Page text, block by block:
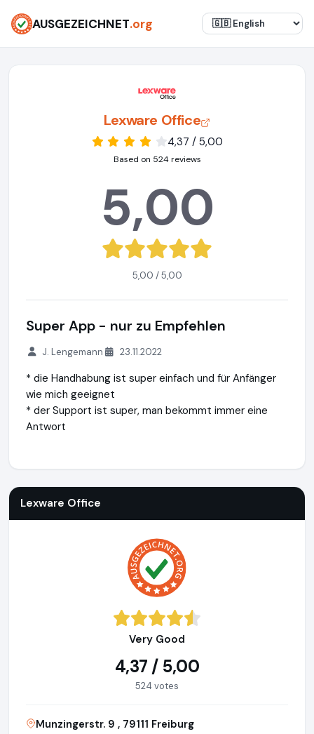
AUSGEZEICHNET.org
Lexware Office
4,37 / 5,00
Based on 524 reviews
5,00
5,00 / 5,00
Super App - nur zu Empfehlen
J. Lengemann 23.11.2022
* die Handhabung ist super einfach und für Anfänger
wie mich geeignet
* der Support ist super, man bekommt immer eine
Antwort
Lexware Office
Very Good
4,37 / 5,00
524 votes
Munzingerstr. 9 , 79111 Freiburg